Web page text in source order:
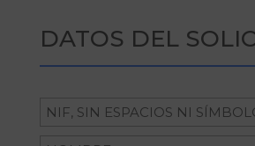
DATOS DEL